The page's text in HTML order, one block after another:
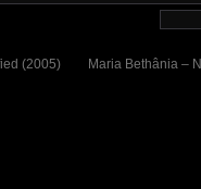
(2005) Maria Bethânia –